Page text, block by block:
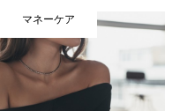
マネーケア